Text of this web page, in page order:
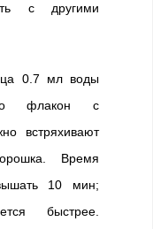
с другими
0.7 мл воды
флакон с
встряхивают
Время
10 мин;
быстрее.